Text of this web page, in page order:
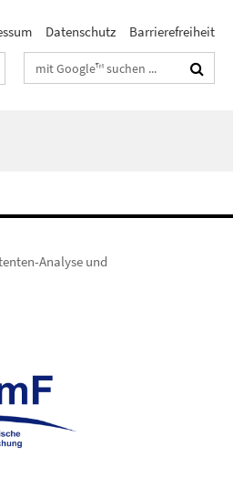
Datenschutz Barrierefreiheit
Suchbegriffe
Analyse und